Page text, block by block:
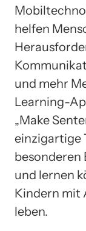
helfen
und mehr
Learning-
„Make
einzigartige
besonderen
und lernen
Kindern mit
leben.